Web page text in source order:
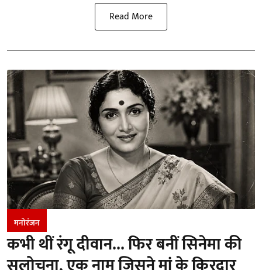
Read More
मनोरंजन
कभी थीं रंगू दीवान... फिर बनीं सिनेमा की